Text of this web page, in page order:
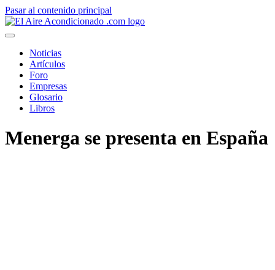
Pasar al contenido principal
Noticias
Artículos
Foro
Empresas
Glosario
Libros
Menerga se presenta en España